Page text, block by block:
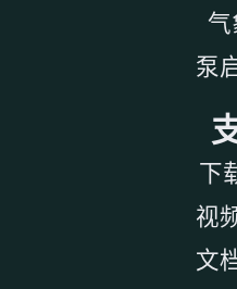
气
泵
下
视
文